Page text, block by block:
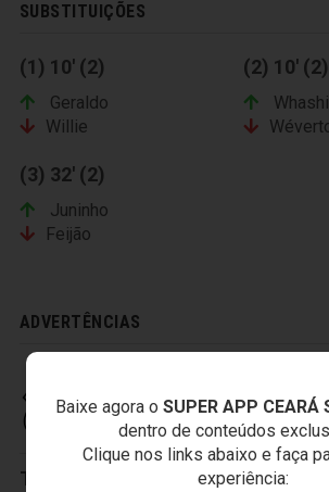
Baixe agora o SUPER APP CEARÁ
dentro de conteúdos
Clique nos links abaixo e faça
experiência:
SUBSTITUIÇÕES
(1) 10' (2)
Geraldo
Willie
(2) 10' (2)
(3) 32' (2)
Juninho
Feijão
ADVERTÊNCIAS
CEARÁ SPORTING
Titulares: 1-Luís Carlos,2-